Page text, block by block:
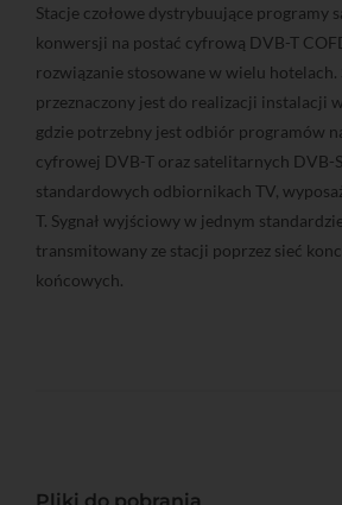
Stacje czołowe dystrybuujące programy
konwersji na postać cyfrową DVB-T
rozwiązanie stosowane w wielu hotelach.
przeznaczony jest do realizacji instalacji
gdzie potrzebny jest odbiór programów
cyfrowej DVB-T oraz satelitarnych DVB-
standardowych odbiornikach TV,
T. Sygnał wyjściowy w jednym
transmitowany ze stacji poprzez sieć
końcowych.